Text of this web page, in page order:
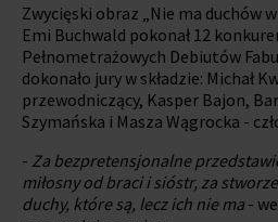
Zwycięski obraz „Nie ma duchów
Emi Buchwald pokonał 12
Pełnometrażowych Debiutów
dokonało jury w składzie: Michał
przewodniczący, Kasper Bajon,
Szymańska i Masza Wągrocka -
- Za bezpretensjonalne
miłosny od braci i sióstr, za
duchy, które są, lecz ich nie ma -